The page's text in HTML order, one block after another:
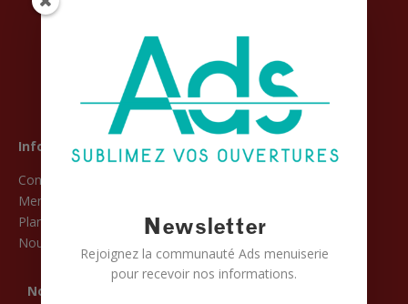
Informations
Conditions Générales de Vente
Mentions légales
Plan du site
Nous contacter
Nos partenaires
Newsletter
Rejoignez la communauté Ads menuiserie
pour recevoir nos informations.